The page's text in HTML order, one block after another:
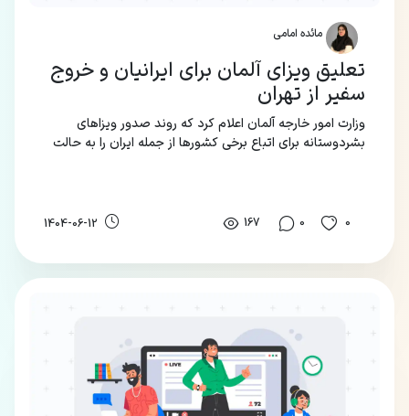
مائده امامی
تعلیق ویزای آلمان برای ایرانیان و خروج
سفیر از تهران
وزارت امور خارجه آلمان اعلام کرد که روند صدور ویزاهای
بشردوستانه برای اتباع برخی کشورها از جمله ایران را به حالت
0
0
167
1404-06-12